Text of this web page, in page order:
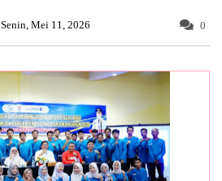
Senin, Mei 11, 2026 0